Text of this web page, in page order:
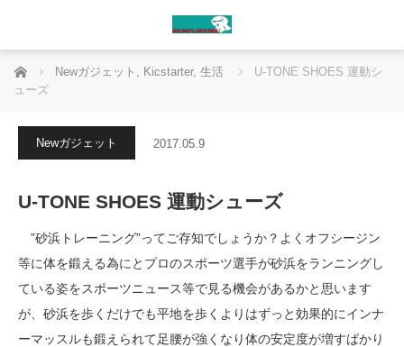
ホーム Newガジェット , Kicstarter, 生活
U-TONE SHOES 運動シ
ューズ
Newガジェット 2017.05.9
U-TONE SHOES 運動シューズ
”砂浜トレーニング”ってご存知でしょうか？よくオフシージン
等に体を鍛える為にとプロのスポーツ選手が砂浜をランニングし
ている姿をスポーツニュース等で見る機会があるかと思います
が、砂浜を歩くだけでも平地を歩くよりはずっと効果的にインナ
ーマッスルも鍛えられて足腰が強くなり体の安定度が増すばかり